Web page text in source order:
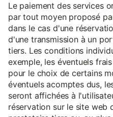
Le paiement des services
par tout moyen proposé
dans le cas d'une
d'une transmission à un
tiers. Les conditions
exemple, les éventuels
pour le choix de certains
éventuels acomptes dus,
seront affichées à
réservation sur le site web